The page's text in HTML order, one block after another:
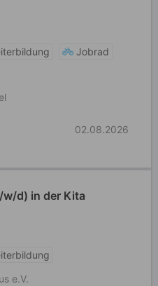
Jobrad
02.08.2026
d) in der Kita
e.V.